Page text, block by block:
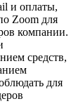
и оплаты,
Zoom для
компании.
средств,
для